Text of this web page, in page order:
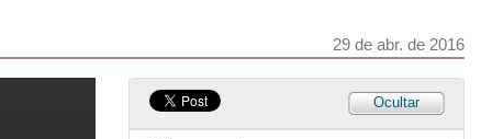
29 de abr. de 2016
Ocultar
29 de abr. de 2016
Flower Power: eterna primaveira
Proxecto de Alejandro Besada, Sara Estévez, Laura González, Alberto Rodríguez e Raúl Solla